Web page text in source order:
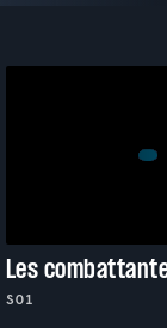
Les
S01